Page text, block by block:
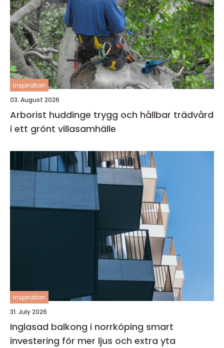
inspiration
03. August 2026
Arborist huddinge trygg och hållbar trädvård
i ett grönt villasamhälle
inspiration
31. July 2026
Inglasad balkong i norrköping smart
investering för mer ljus och extra yta